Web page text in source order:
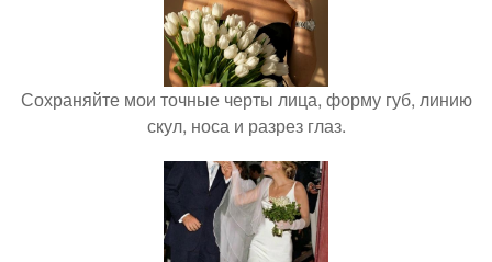
Сохраняйте мои точные черты лица, форму губ, линию
скул, носа и разрез глаз.